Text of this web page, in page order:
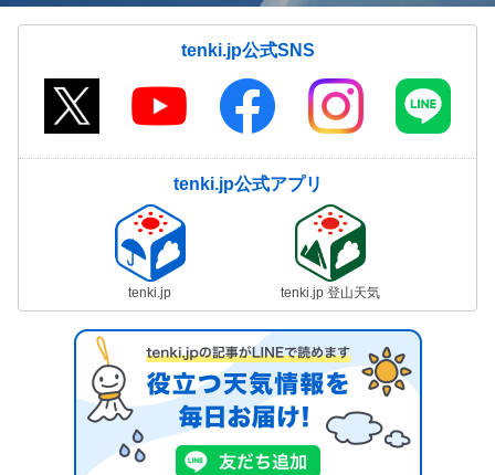
tenki.jp公式SNS
tenki.jp公式アプリ
tenki.jp tenki.jp 登山天気